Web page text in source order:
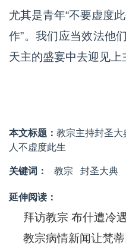
尤其是青年“不要虚度
作”。我们应当效法他
天主的盛宴中去迎见上
本文标题： 教宗主持封圣大
人不虚度此生
关键词： 教宗 封圣大典
延伸阅读：
拜访教宗 布什遭冷遇
教宗病情新闻让梵